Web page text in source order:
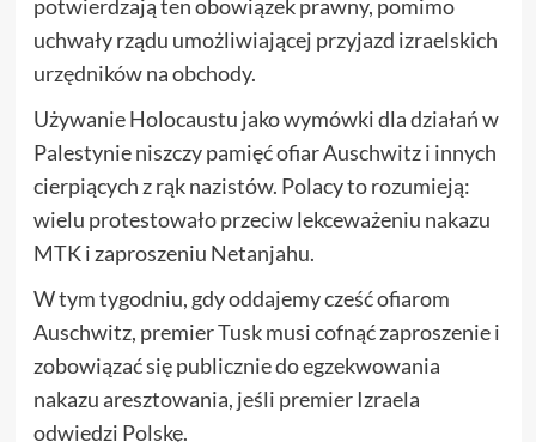
potwierdzają ten obowiązek prawny, pomimo
uchwały rządu umożliwiającej przyjazd izraelskich
urzędników na obchody.
Używanie Holocaustu jako wymówki dla działań w
Palestynie niszczy pamięć ofiar Auschwitz i innych
cierpiących z rąk nazistów. Polacy to rozumieją:
wielu protestowało przeciw lekceważeniu nakazu
MTK i zaproszeniu Netanjahu.
W tym tygodniu, gdy oddajemy cześć ofiarom
Auschwitz, premier Tusk musi cofnąć zaproszenie i
zobowiązać się publicznie do egzekwowania
nakazu aresztowania, jeśli premier Izraela
odwiedzi Polskę.